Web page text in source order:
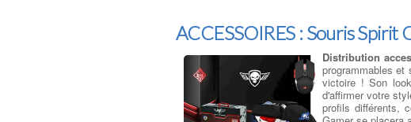
ACCESSOIRES : Souris
Distribution
programmables et
victoire ! Son
d'affirmer votre
profils différents,